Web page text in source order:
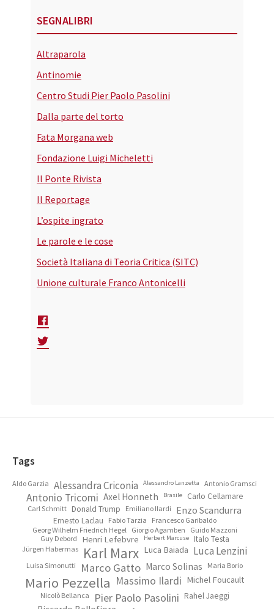
SEGNALIBRI
Altraparola
Antinomie
Centro Studi Pier Paolo Pasolini
Dalla parte del torto
Fata Morgana web
Fondazione Luigi Micheletti
Il Ponte Rivista
Il Reportage
L’ospite ingrato
Le parole e le cose
Società Italiana di Teoria Critica (SITC)
Unione culturale Franco Antonicelli
Footer
Tags
Aldo Garzia Alessandra Criconia Alessandro Lanzetta Antonio Gramsci
Antonio Tricomi Axel Honneth Brasile Carlo Cellamare
Carl Schmitt Donald Trump Emiliano Ilardi Enzo Scandurra
Ernesto Laclau Fabio Tarzia
Francesco Garibaldo
Georg Wilhelm Friedrich Hegel
Giorgio Agamben
Guido Mazzoni
Guy Debord
Henri Lefebvre Herbert Marcuse Italo Testa
Jürgen Habermas Karl Marx Luca Baiada Luca Lenzini
Luisa Simonutti Marco Gatto Marco Solinas Maria Borio
Mario Pezzella Massimo Ilardi Michel Foucault
Nicolò Bellanca Pier Paolo Pasolini Rahel Jaeggi